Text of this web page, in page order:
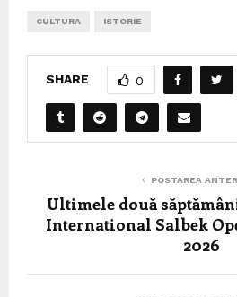
CULTURA ISTORIE
SHARE 0
POSTAREA
Ultimele două
International Salbek
2026